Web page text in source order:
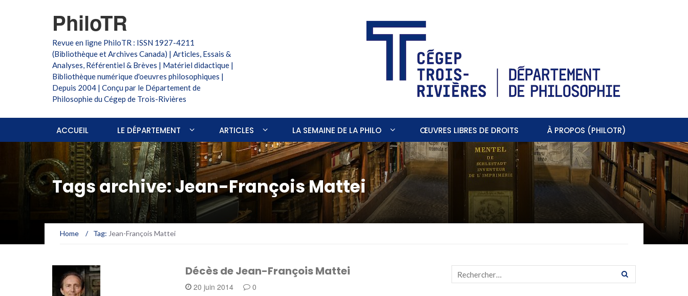
PhiloTR
Revue en ligne PhiloTR : ISSN 1927-4211
(Bibliothèque et Archives Canada) | Articles, Essais &
Analyses, Référentiel & Brèves | Matériel didactique |
Bibliothèque numérique d'oeuvres philosophiques |
Depuis 2004 | Conçu par le Département de
Philosophie du Cégep de Trois-Rivières
ACCUEIL LE DÉPARTEMENT ARTICLES LA SEMAINE DE LA PHILO ŒUVRES LIBRES DE DROITS À PROPOS (PHILOTR)
Tags archive: Jean-François Mattei
Home / Tag: Jean-François Mattei
Décès de Jean-François Mattei
20 juin 2014 0